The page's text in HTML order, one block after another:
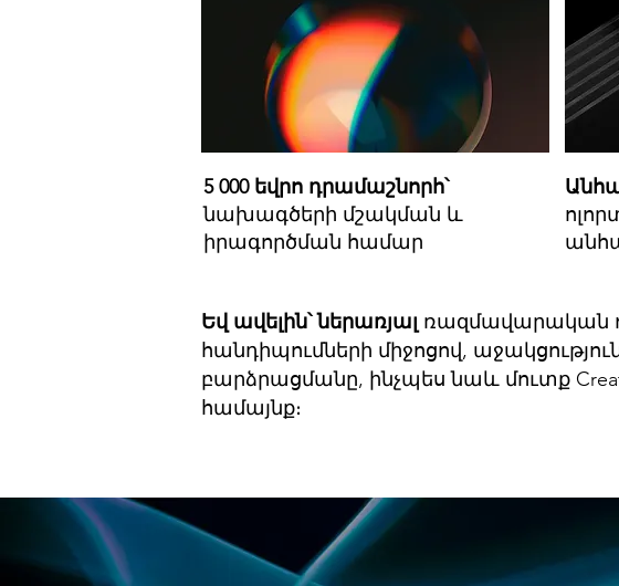
5 000 եվրո դրամաշնորհ՝
նախագծերի մշակման և
իրագործման համար
Եվ ավելին՝ ներառյալ ռազմավարական
հանդիպումների միջոցով,
բարձրացմանը, ինչպես նաև մուտք
համայնք։